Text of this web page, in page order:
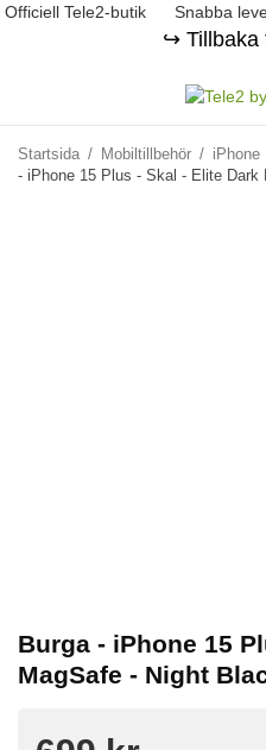
Officiell Tele2-butik Snabba
↪️ Tillbaka
Startsida / Mobiltillbehör / iPhone
- iPhone 15 Plus - Skal - Elite Dark
Burga - iPhone 15
MagSafe - Night